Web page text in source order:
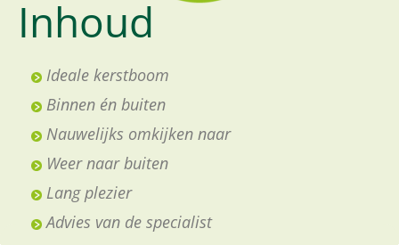
Inhoud
Ideale kerstboom
Binnen én buiten
Nauwelijks omkijken naar
Weer naar buiten
Lang plezier
Advies van de specialist